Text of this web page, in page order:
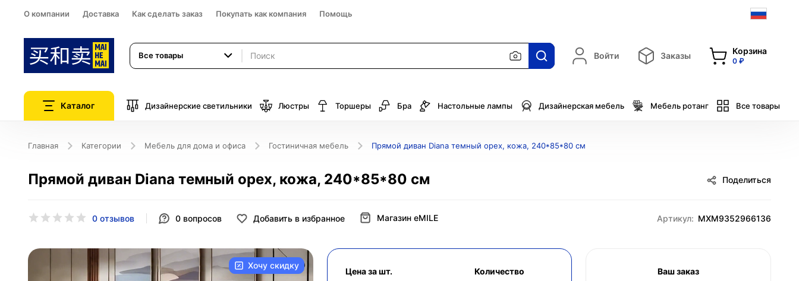
О компании Доставка Как сделать заказ Покупать как компания Помощь
Все товары Войти Заказы Корзина
0 ₽
Каталог Дизайнерские светильники Люстры Торшеры Бра Настольные лампы Дизайнерская мебель Мебель ротанг Все товары
Главная Категории Мебель для дома и офиса Гостиничная мебель Прямой диван Diana темный орех, кожа, 240*85*80 см
Прямой диван Diana темный орех, кожа, 240*85*80 см
0 отзывов 0 вопросов Добавить в избранное
Поделиться
Магазин eMILE Артикул: MXM9352966136
Хочу скидку
Цена за шт. Количество Ваш заказ